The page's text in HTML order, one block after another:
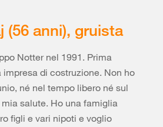
(56 anni), gruista
Notter nel 1991. Prima
impresa di costruzione. Non ho
né nel tempo libero né sul
salute. Ho una famiglia
figli e vari nipoti e voglio